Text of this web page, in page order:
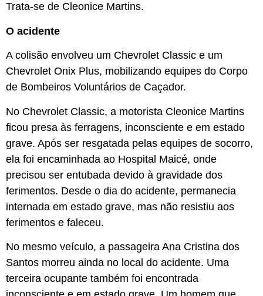
Trata-se de Cleonice Martins.
O acidente
A colisão envolveu um Chevrolet Classic e um
Chevrolet Onix Plus, mobilizando equipes do Corpo
de Bombeiros Voluntários de Caçador.
No Chevrolet Classic, a motorista Cleonice Martins
ficou presa às ferragens, inconsciente e em estado
grave. Após ser resgatada pelas equipes de socorro,
ela foi encaminhada ao Hospital Maicé, onde
precisou ser entubada devido à gravidade dos
ferimentos. Desde o dia do acidente, permanecia
internada em estado grave, mas não resistiu aos
ferimentos e faleceu.
No mesmo veículo, a passageira Ana Cristina dos
Santos morreu ainda no local do acidente. Uma
terceira ocupante também foi encontrada